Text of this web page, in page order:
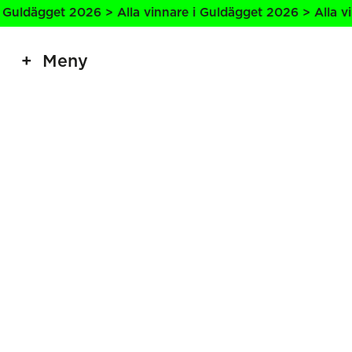
2026 > Alla vinnare i Guldägget 2026 > Alla
Meny